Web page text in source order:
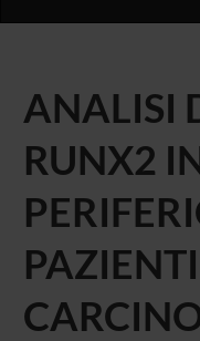
ANALISI
RUNX2